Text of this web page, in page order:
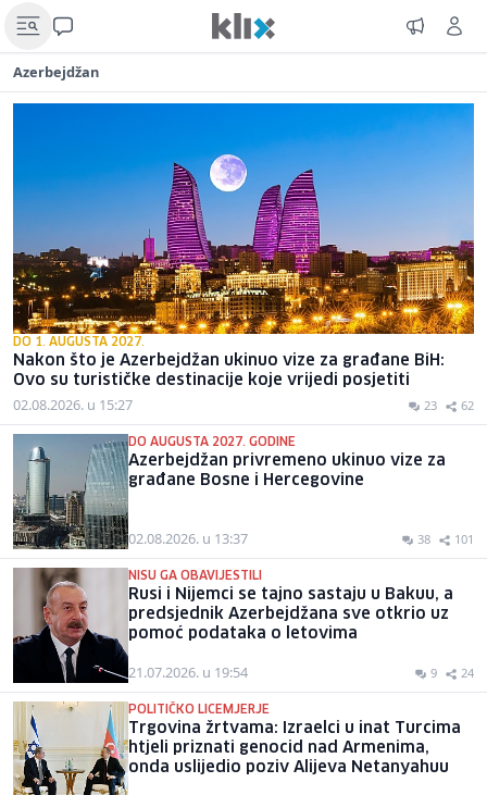
Azerbejdžan
DO 1. AUGUSTA 2027.
Nakon što je Azerbejdžan ukinuo vize za građane BiH:
Ovo su turističke destinacije koje vrijedi posjetiti
02.08.2026. u 15:27 23 62
DO AUGUSTA 2027. GODINE
Azerbejdžan privremeno ukinuo vize za
građane Bosne i Hercegovine
02.08.2026. u 13:37 38 101
NISU GA OBAVIJESTILI
Rusi i Nijemci se tajno sastaju u Bakuu, a
predsjednik Azerbejdžana sve otkrio uz
pomoć podataka o letovima
21.07.2026. u 19:54 9 24
POLITIČKO LICEMJERJE
Trgovina žrtvama: Izraelci u inat Turcima
htjeli priznati genocid nad Armenima,
onda uslijedio poziv Alijeva Netanyahuu